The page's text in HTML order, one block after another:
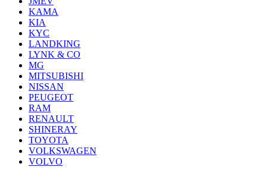
KAMA
KIA
KYC
LANDKING
LYNK & CO
MG
MITSUBISHI
NISSAN
PEUGEOT
RAM
RENAULT
SHINERAY
TOYOTA
VOLKSWAGEN
VOLVO